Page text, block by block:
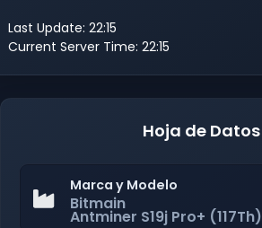
Last Update: 22:15
Current Server Time: 22:15
Hoja de Datos
Marca y Modelo
Bitmain
Antminer S19j Pro+ (117Th)